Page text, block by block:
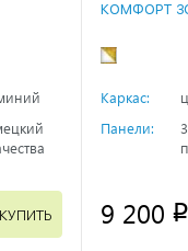
КУПИТЬ
КОМФОРТ
Каркас:
Панели:
9 200 p